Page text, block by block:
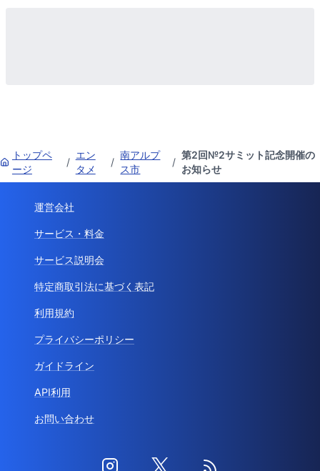
トップペ
ージ
/
エン
タメ
/
南アルプ
ス市
/
第2回№2サミット記念開催の
お知らせ
運営会社
サービス・料金
サービス説明会
特定商取引法に基づく表記
利用規約
プライバシーポリシー
ガイドライン
API利用
お問い合わせ